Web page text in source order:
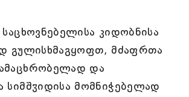
კიდობნისა
გულისხმაგყოფთ, მძაფრთა
და
სიმშჳიდისა მომნიჭებელად